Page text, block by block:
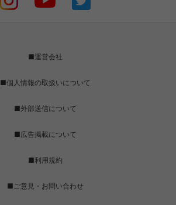
■運営会社
■個人情報の取扱いについて
■外部送信について
■広告掲載について
■利用規約
■ご意見・お問い合わせ